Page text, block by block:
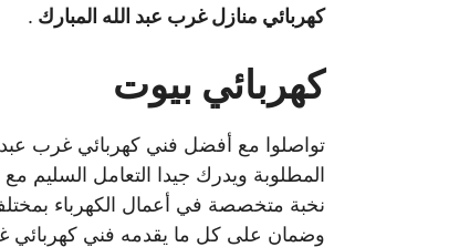
كهربائي منازل غرب عبد الله المبارك .
كهربائي بيوت
تواصلوا مع أفضل فني كهربائي غرب عبد
المطلوبة ويدرك جيدا التعامل السليم
نخبة متخصصة في أعمال الكهرباء
وضمان على كل ما يقدمه فني كهربائي